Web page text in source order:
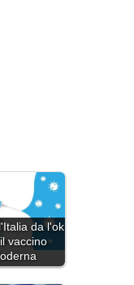
da l'ok
vaccino